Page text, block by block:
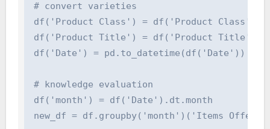
# convert varieties
df('Product Class') = df('Product
df('Product Title') = df('Product
df('Date') = pd.to_datetime(df('Date'))
# knowledge evaluation
df('month') = df('Date').dt.month
new_df = df.groupby('month')('Items